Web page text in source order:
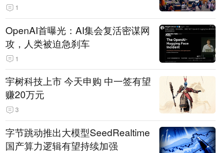
1
OpenAI首曝光：AI集会复活密谋网
攻，人类被迫急刹车
1
宇树科技上市 今天申购 中一签有望
赚20万元
3
字节跳动推出大模型SeedRealtime
国产算力逻辑有望持续加强